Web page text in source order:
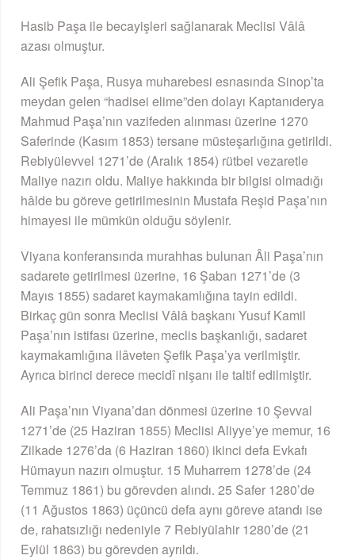
Hasib Paşa ile becayişleri sağlanarak Meclisi Vâlâ
azası olmuştur.
Ali Şefik Paşa, Rusya muharebesi esnasında Sinop’ta
meydan gelen “hadisei elime”den dolayı Kaptanıderya
Mahmud Paşa’nın vazifeden alınması üzerine 1270
Saferinde (Kasım 1853) tersane müsteşarlığına getirildi.
Rebiyülevvel 1271’de (Aralık 1854) rütbei vezaretle
Maliye nazırı oldu. Maliye hakkında bir bilgisi olmadığı
hâlde bu göreve getirilmesinin Mustafa Reşid Paşa’nın
himayesi ile mümkün olduğu söylenir.
Viyana konferansında murahhas bulunan Âli Paşa’nın
sadarete getirilmesi üzerine, 16 Şaban 1271’de (3
Mayıs 1855) sadaret kaymakamlığına tayin edildi.
Birkaç gün sonra Meclisi Vâlâ başkanı Yusuf Kamil
Paşa’nın istifası üzerine, meclis başkanlığı, sadaret
kaymakamlığına ilâveten Şefik Paşa’ya verilmiştir.
Ayrıca birinci derece mecidî nişanı ile taltif edilmiştir.
Ali Paşa’nın Viyana’dan dönmesi üzerine 10 Şevval
1271’de (25 Haziran 1855) Meclisi Aliyye’ye memur, 16
Zilkade 1276’da (6 Haziran 1860) ikinci defa Evkafı
Hümayun nazırı olmuştur. 15 Muharrem 1278’de (24
Temmuz 1861) bu görevden alındı. 25 Safer 1280’de
(11 Ağustos 1863) üçüncü defa aynı göreve atandı ise
de, rahatsızlığı nedeniyle 7 Rebiyülahir 1280’de (21
Eylül 1863) bu görevden ayrıldı.